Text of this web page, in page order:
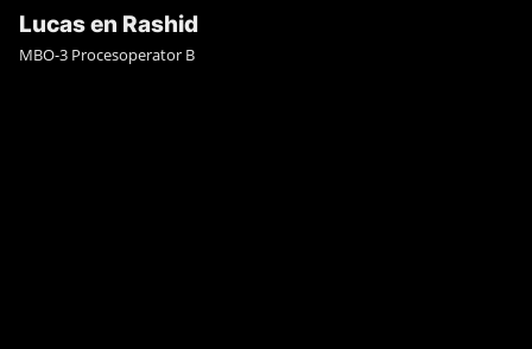
Lucas en Rashid
MBO-3 Procesoperator B